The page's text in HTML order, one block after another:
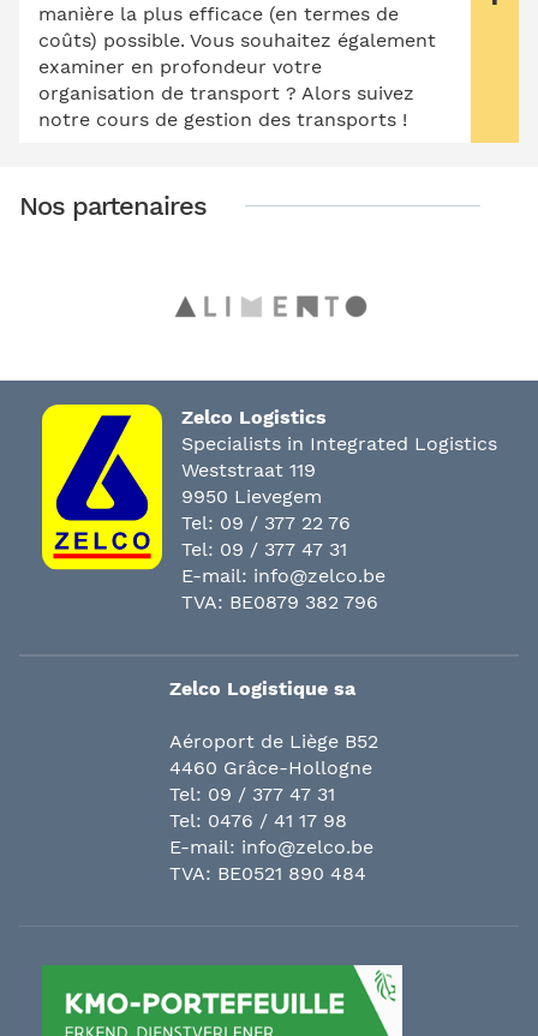
manière la plus efficace (en termes de
coûts) possible. Vous souhaitez également
examiner en profondeur votre
organisation de transport ? Alors suivez
notre cours de gestion des transports !
Nos partenaires
Zelco Logistics
Specialists in Integrated Logistics
Weststraat 119
9950 Lievegem
Tel: 09 / 377 22 76
Tel: 09 / 377 47 31
E-mail: info@zelco.be
TVA: BE0879 382 796
Zelco Logistique sa
Aéroport de Liège B52
4460 Grâce-Hollogne
Tel: 09 / 377 47 31
Tel: 0476 / 41 17 98
E-mail: info@zelco.be
TVA: BE0521 890 484